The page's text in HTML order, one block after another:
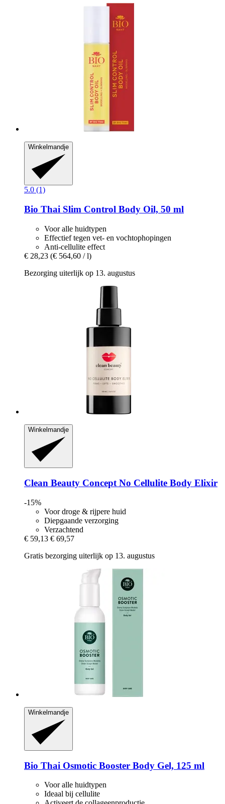
Winkelmandje
5.0 (1)
Bio Thai Slim Control Body Oil, 50 ml
Voor alle huidtypen
Effectief tegen vet- en vochtophopingen
Anti-cellulite effect
€ 28,23 (€ 564,60 / l)
Bezorging uiterlijk op 13. augustus
Winkelmandje
Clean Beauty Concept No Cellulite Body Elixir
-15%
Voor droge & rijpere huid
Diepgaande verzorging
Verzachtend
€ 59,13 € 69,57
Gratis bezorging uiterlijk op 13. augustus
Winkelmandje
Bio Thai Osmotic Booster Body Gel, 125 ml
Voor alle huidtypen
Ideaal bij cellulite